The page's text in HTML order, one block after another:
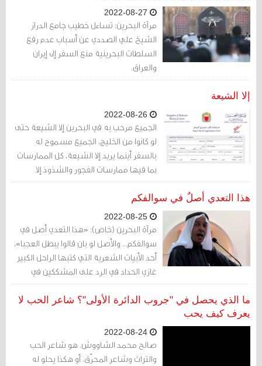
لحقوق الإنسان.
مرآة البحرين: تساءل خطيب جامع الدراز
الشيخ علي الصددي عن أسباب عدم رفع
السلطات البحرينية منع السفر إلى إيران
والعراق.
إلا الشيعة
الجميع مرحب به في البحرين إلا الشيعة حتى
لو كانوا من الخليج، الجميع مسموح له
بالسفر أينما يريد إلا الشيعة، كل الممارسات
بما فيها ممارسات الفجور والشذوذ إلا
الشعائر الدينية للشيعة.
هذا التعدي أصلٌ في سوالفكم
مرآة البحرين (خاص): «هذا التعدي أصل في
سوالفكم... والأصل لو بان قالوا يبطل العجبا»،
أحد الأبيات الشعرية التي كتبها الراحل الكبير
غازي الحداد في الرد على المشككين في
أصول سكان البحرين الأصليين.
ما الذي يحصل في "جروب الدائرة الأولى"؟ شاعر الحب لا
يعرف كيف يحب
صالح محمد الشاووش. هو شاعر الحب
والتراث وشاعر المحرّق. أو هكذا يحلو له